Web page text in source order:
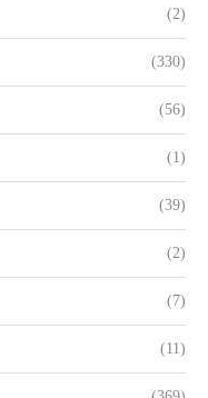
(2)
(330)
(56)
(1)
(39)
(2)
(7)
(11)